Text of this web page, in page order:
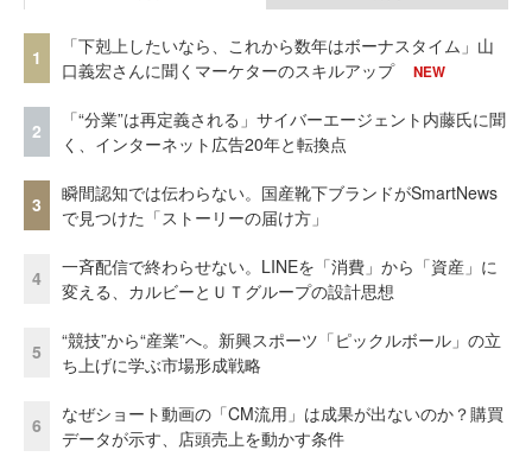
1
「下剋上したいなら、これから数年はボーナスタイム」山
口義宏さんに聞くマーケターのスキルアップ
NEW
2
「“分業”は再定義される」サイバーエージェント内藤氏に聞
く、インターネット広告20年と転換点
3
瞬間認知では伝わらない。国産靴下ブランドがSmartNews
で見つけた「ストーリーの届け方」
4
一斉配信で終わらせない。LINEを「消費」から「資産」に
変える、カルビーとＵＴグループの設計思想
5
“競技”から“産業”へ。新興スポーツ「ピックルボール」の立
ち上げに学ぶ市場形成戦略
6
なぜショート動画の「CM流用」は成果が出ないのか？購買
データが示す、店頭売上を動かす条件